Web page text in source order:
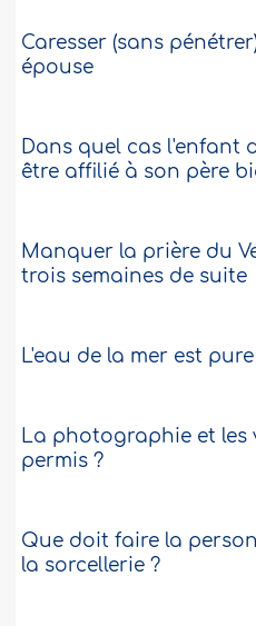
Caresser (sans
épouse
Dans quel cas l'enfant
être affilié à son père
Manquer la prière du
trois semaines de suite
L'eau de la mer est
La photographie et les
permis ?
Que doit faire la
la sorcellerie ?